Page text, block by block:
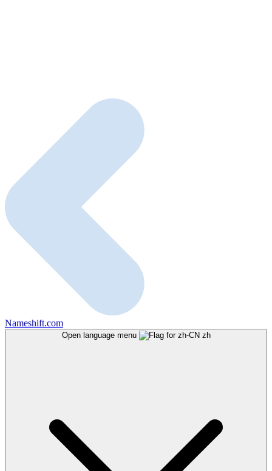
Nameshift.com
Open language menu zh